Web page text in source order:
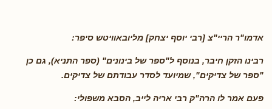
אדמו"ר הריי"צ [רבי יוסף יצחק] מליובאוויטש סיפר:
רבינו הזקן חיבר, בנוסף ל"ספר של בינונים" (ספר התניא), גם כן
"ספר של צדיקים", שמיועד לסדר עבודתם של צדיקים.
פעם אמר לו הרה"ק רבי אריה לייב, הסבא משפולי: